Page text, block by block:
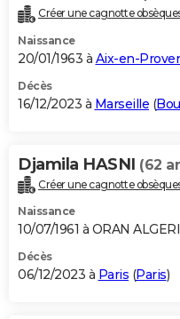
Créer une cagnotte
Naissance
20/01/1963 à Aix-en-
Décès
16/12/2023 à Marseille (
Djamila HASNI (62
Créer une cagnotte
Naissance
10/07/1961 à ORAN
Décès
06/12/2023 à Paris (Paris)